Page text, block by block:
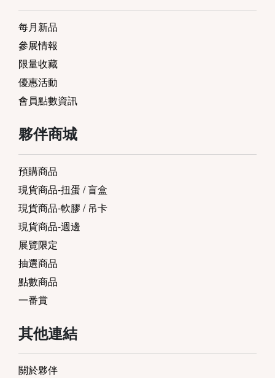
每月新品
參展情報
限量收藏
優惠活動
會員點數資訊
夥伴商城
預購商品
現貨商品-扭蛋 / 盲盒
現貨商品-軟膠 / 吊卡
現貨商品-週邊
展覽限定
抽選商品
點數商品
一番賞
其他連結
關於夥伴